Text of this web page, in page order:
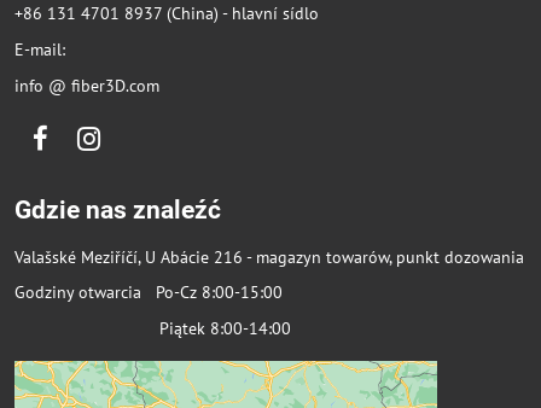
+86 131 4701 8937 (China) - hlavní sídlo
E-mail:
info @ fiber3D.com
FacebookInstagram
Gdzie nas znaleźć
Valašské Meziříčí, U Abácie 216 - magazyn towarów, punkt dozowania
Godziny otwarcia Po-Cz 8:00-15:00
Piątek 8:00-14:00